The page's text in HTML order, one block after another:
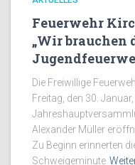
Feuerwehr
„Wir brauchen
Die Freiwillige
Freitag, den 30.
Alexander Müller
Zu Beginn erinnerten
Schweigeminute